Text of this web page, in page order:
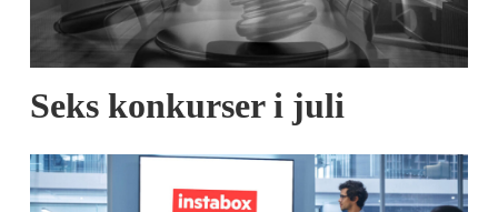
Seks konkurser i juli